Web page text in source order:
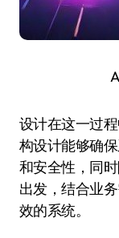
设计在这一过
构设计能够确
和安全性，同
出发，结合业
效的系统。